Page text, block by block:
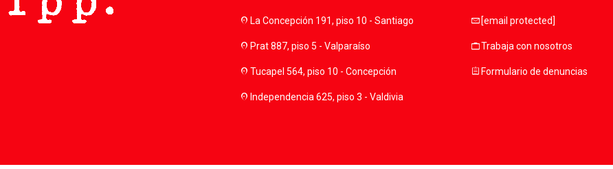
location_on La Concepción 191, piso 10 - Santiago
location_on Prat 887, piso 5 - Valparaíso
location_on Tucapel 564, piso 10 - Concepción
location_on Independencia 625, piso 3 - Valdivia
mail [email protected]
workTrabaja con nosotros
assignment Formulario de denuncias